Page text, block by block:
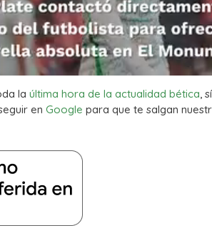
la última hora de la actualidad bética,
en Google para que te salgan